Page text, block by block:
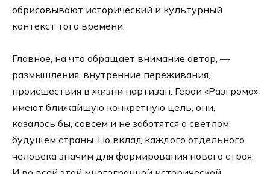
обрисовывают исторический и культурный
контекст того времени.
Главное, на что обращает внимание автор, —
размышления, внутренние переживания,
происшествия в жизни партизан. Герои «Разгрома»
имеют ближайшую конкретную цель, они,
казалось бы, совсем и не заботятся о светлом
будущем страны. Но вклад каждого отдельного
человека значим для формирования нового строя.